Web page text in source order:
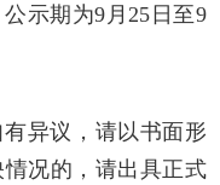
示期为9月25日至9
异议，请以书面形
况的，请出具正式